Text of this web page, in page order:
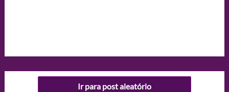
Ir para post aleatório